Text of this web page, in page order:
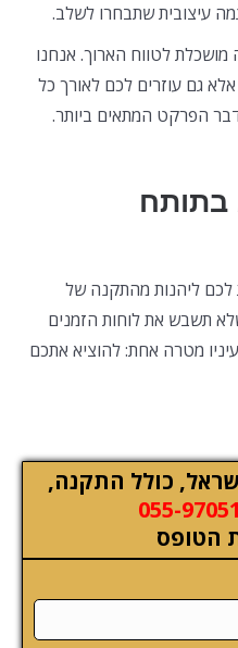
עיצובית שתבחרו לשלב.
לטווח הארוך. אנחנו
גם עוזרים לכם לאורך כל
הפרקט המתאים ביותר.
בתותח
ליהנות מהתקנה של
תשבש את לוחות הזמנים
מטרה אחת: להוציא אתכם
כולל התקנה,
055-
הטופס